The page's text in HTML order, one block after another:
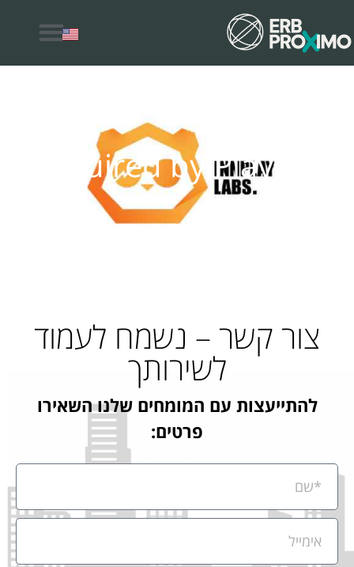
Acquired by Playtica
צור קשר – נשמח לעמוד
לשירותך
להתייעצות עם המומחים שלנו השאירו
פרטים: